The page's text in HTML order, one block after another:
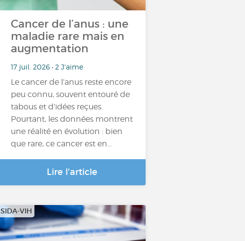
Cancer de l’anus : une
maladie rare mais en
augmentation
17 juil. 2026 • 2 J'aime
Le cancer de l’anus reste encore
peu connu, souvent entouré de
tabous et d’idées reçues.
Pourtant, les données montrent
une réalité en évolution : bien
que rare, ce cancer est en…
Lire l'article
SIDA-VIH